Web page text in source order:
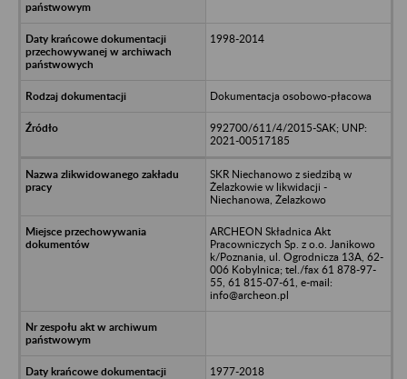
1998-2014
Dokumentacja osobowo-płacowa
992700/611/4/2015-SAK; UNP:
2021-00517185
SKR Niechanowo z siedzibą w
Żelazkowie w likwidacji -
Niechanowa, Żelazkowo
ARCHEON Składnica Akt
Pracowniczych Sp. z o.o. Janikowo
k/Poznania, ul. Ogrodnicza 13A, 62-
006 Kobylnica; tel./fax 61 878-97-
55, 61 815-07-61, e-mail:
info@archeon.pl
1977-2018